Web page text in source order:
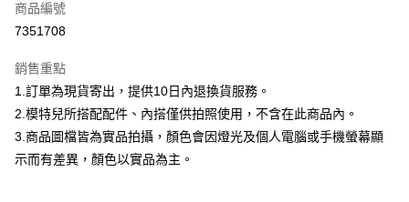
信用卡分期付款
合作金庫商業銀行
華南商業銀行
彰化商業銀行
上海商業儲蓄銀行
台北富邦商業銀行
國泰世華商業銀行
兆豐國際商業銀行
臺灣中小企業銀行
超商取貨付款
LINE Pay
Apple Pay
商品編號
7351708
銷售重點
1.訂單為現貨寄出，提供10日內退換貨服務。
2.模特兒所搭配配件、內搭僅供拍照使用，不含在此商品內。
3.商品圖檔皆為實品拍攝，顏色會因燈光及個人電腦或手機螢幕顯
示而有差異，顏色以實品為主。